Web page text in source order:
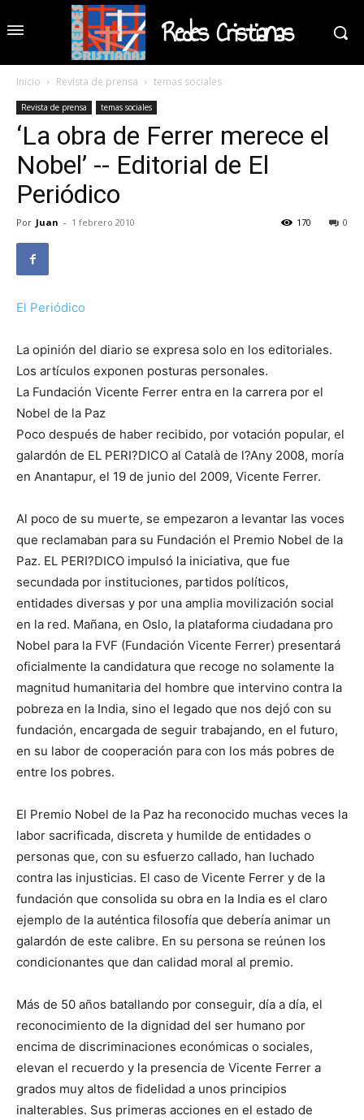
Redes Cristianas
Inicio Revista de prensa temas sociales
Revista de prensa temas sociales
‘La obra de Ferrer merece el
Nobel’ -- Editorial de El
Periódico
Por Juan - 1 febrero 2010 0
170
El Periódico
La opinión del diario se expresa solo en los editoriales.
Los artículos exponen posturas personales.
La Fundación Vicente Ferrer entra en la carrera por el
Nobel de la Paz
Poco después de haber recibido, por votación popular, el
galardón de EL PERI?DICO al Català de l?Any 2008, moría
en Anantapur, el 19 de junio del 2009, Vicente Ferrer.
Al poco de su muerte, se empezaron a levantar las voces
que reclamaban para su Fundación el Premio Nobel de la
Paz. EL PERI?DICO impulsó la iniciativa, que fue
secundada por instituciones, partidos políticos,
entidades diversas y por una amplia movilización social
en la red. Mañana, en Oslo, la plataforma ciudadana pro
Nobel para la FVF (Fundación Vicente Ferrer) presentará
oficialmente la candidatura que recoge no solamente la
magnitud humanitaria del hombre que intervino contra la
pobreza en la India, sino el legado que nos dejó con su
fundación, encargada de seguir trabajando, en el futuro,
en su labor de cooperación para con los más pobres de
entre los pobres.
El Premio Nobel de la Paz ha reconocido muchas veces la
labor sacrificada, discreta y humilde de entidades o
personas que, con su esfuerzo callado, han luchado
contra las injusticias. El caso de Vicente Ferrer y de la
fundación que consolida su obra en la India es el claro
ejemplo de la auténtica filosofía que debería animar un
galardón de este calibre. En su persona se reúnen los
condicionantes que dan calidad moral al premio.
Más de 50 años batallando por conseguir, día a día, el
reconocimiento de la dignidad del ser humano por
encima de discriminaciones económicas o sociales,
elevan el recuerdo y la presencia de Vicente Ferrer a
grados muy altos de fidelidad a unos principios
inalterables. Sus primeras acciones en el estado de